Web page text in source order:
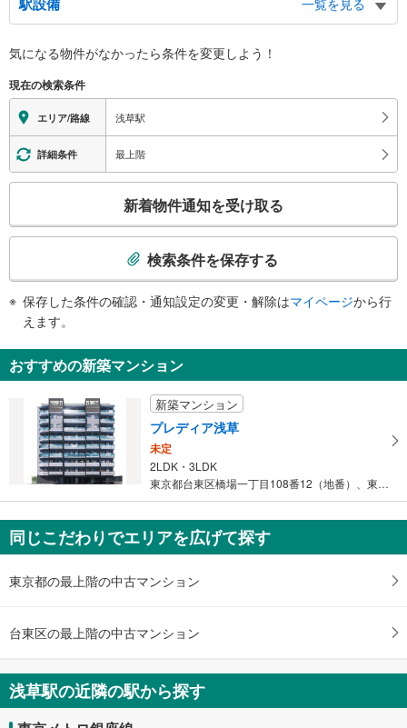
浅草タウンホテル、雷門、バスのりば、三菱ＵＦＪ銀行、浅草公会堂、浅草
寺、ＲＯＸビル、浅草六区、まるごとにっぽん、ウインズ浅草、浅草花やし
き、浅草ビューホテル、雷門通り、観音通り、仲見世通り、新仲見世通り、浅
草１・２丁目、浅草公園
２出口
浅草文化観光センター、三井住友銀行、バスのりば、浅草駅（都営浅草線）、
ホテル法華クラブ浅草、雷門通り、浅草通り、雷門１・２丁目、駒形１・２丁
目、寿４丁目
３出口
みずほ銀行、松屋浅草、浅草駅（東武スカイツリーライン）、雷門、バスのり
ば、三菱ＵＦＪ銀行、浅草公会堂、浅草寺、台東区民会館、産業貿易センター
台東館、ＲＯＸビル、浅草六区、まるごとにっぽん、ウインズ浅草、浅草花や
しき、雷門通り、観音通り、馬道通り、仲見世通り、新仲見世通り、浅草１・
舎、 すみだリバーサイドホール、台東区民会館、産業貿易センター台東館、
江戸通り、隅田川、吾妻橋、吾妻橋交差点、はきもの問屋街、雷門２丁目、駒
５出口
浅草駅ビル、バスのりば、水上バスのりば、隅田公園、はきもの問屋街、雷門
郵便局、浅草駅（都営浅草線）、墨田区役所総合庁舎、 すみだリバーサイド
ホール、隅田川、江戸通り、花川戸１・２丁目、吾妻橋、吾妻橋交差点
６出口
浅草花やしき、浅草六区、まるごとにっぽん、ＲＯＸビル
７出口
浅草駅（東武スカイツリーライン）、松屋浅草、東部ツーリストインフォメー
ションセンター浅草、バスのりば、タクシーのりば、浅草保健相談センター、
浅草小学校、浅草公会堂、産業貿易センター台東館、ヴィアイン浅草、台東区
民会館、ウインズ浅草
８出口
Ａ１出口
ルモントホテル浅草、雷門１・２丁目、駒形１丁目、寿３・４丁目
Ａ２ａ出口
一覧を見る
※段差なしでの移動経路
【東武鉄道】：○
【東京メトロ】
地上⇔改札⇔２番線ホーム：○
【東京都交通局】：○
エレベータ
【東京メトロ】
・浅草寺・雷門方面改札⇔１番出口
・駒形橋方面改札⇔Ａ２ｂ出口
エスカレータ
【東武鉄道】
・正面改札⇔１Ｆ
【東京メトロ】
・浅草寺・雷門方面改札⇔１～３番出口方面途中一部
・駒形橋方面改札⇔Ａ４・Ａ５出口方面通路途中一部
トイレ
【東武鉄道】
《多機能トイレ》
《多機能トイレ》
・１番線ホーム上
《多機能トイレ》
【東武鉄道】
その他
【東武鉄道】
気になる物件がなかったら条件を変更しよう！
現在の検索条件
エリア/路線 浅草駅
詳細条件 最上階
検
知
を
を
マ
イ
ペ
ジ
保
存
す
新着物件通知を受け取る
検索条件を保存する
保存した条件の確認・通知設定の変更・解除はマイページから行
えます。
おすすめの新築マンション
新築マンション
プレディア浅草
未定
2LDK・3LDK
東京都台東区橋場一丁目108番12（地番）、東京都台東区橋場一丁…
同じこだわりでエリアを広げて探す
東京都の最上階の中古マンション
台東区の最上階の中古マンション
浅草駅の近隣の駅から探す